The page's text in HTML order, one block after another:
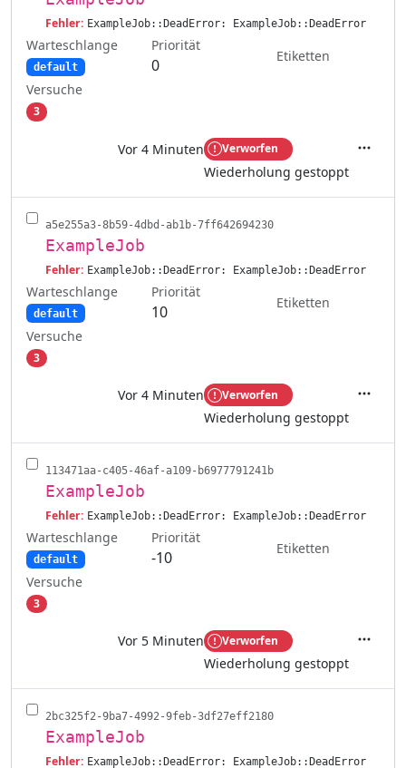
Fehler: ExampleJob::DeadError: ExampleJob::DeadError
Warteschlange
default
Priorität
0
Etiketten
Versuche
3
Vor 4 Minuten Verworfen
Wiederholung gestoppt
a5e255a3-8b59-4dbd-ab1b-7ff642694230
ExampleJob
Fehler: ExampleJob::DeadError: ExampleJob::DeadError
Warteschlange
default
Priorität
10
Etiketten
Versuche
3
Vor 4 Minuten Verworfen
Wiederholung gestoppt
113471aa-c405-46af-a109-b6977791241b
ExampleJob
Fehler: ExampleJob::DeadError: ExampleJob::DeadError
Warteschlange
default
Priorität
-10
Etiketten
Versuche
3
Vor 5 Minuten Verworfen
Wiederholung gestoppt
2bc325f2-9ba7-4992-9feb-3df27eff2180
ExampleJob
Fehler: ExampleJob::DeadError: ExampleJob::DeadError